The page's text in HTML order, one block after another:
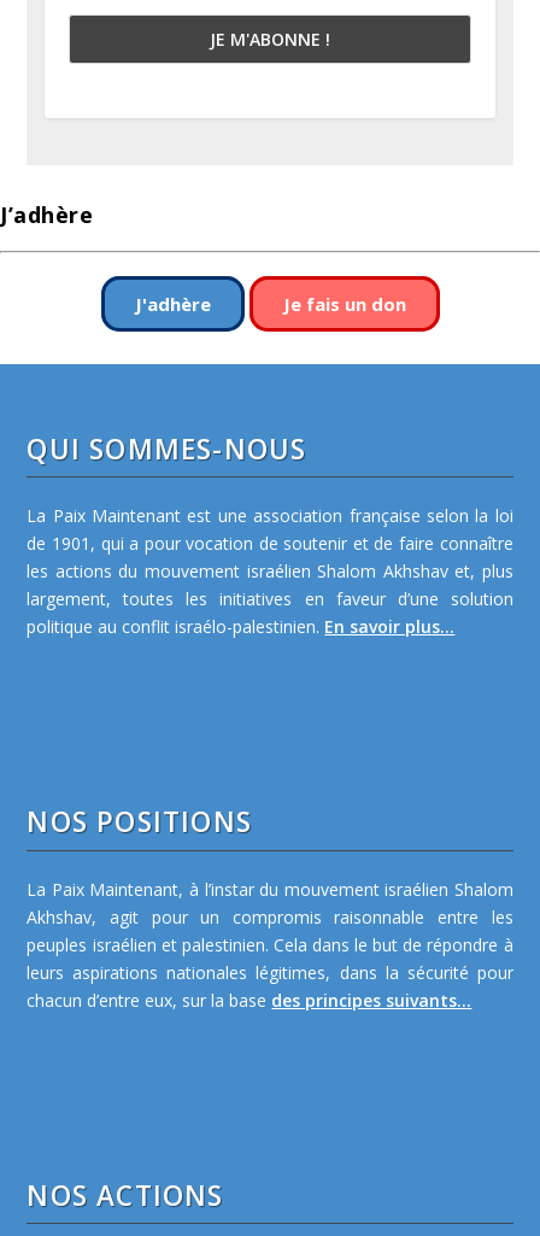
J’adhère
J'adhère Je fais un don
QUI SOMMES-NOUS
La Paix Maintenant est une association française selon la loi
de 1901, qui a pour vocation de soutenir et de faire connaître
les actions du mouvement israélien Shalom Akhshav et, plus
largement, toutes les initiatives en faveur d’une solution
politique au conflit israélo-palestinien. En savoir plus...
NOS POSITIONS
La Paix Maintenant, à l’instar du mouvement israélien Shalom
Akhshav, agit pour un compromis raisonnable entre les
peuples israélien et palestinien. Cela dans le but de répondre à
leurs aspirations nationales légitimes, dans la sécurité pour
chacun d’entre eux, sur la base des principes suivants...
NOS ACTIONS